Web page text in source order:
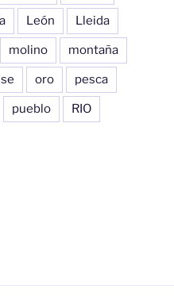
León Lleida
molino montaña
oro pesca
pueblo RIO